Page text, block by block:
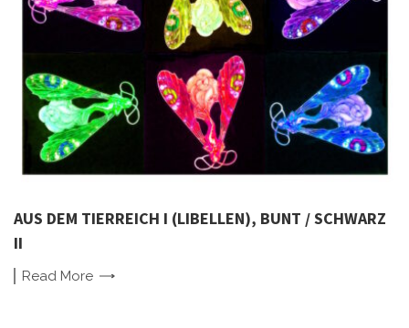
AUS DEM TIERREICH I (LIBELLEN), BUNT / SCHWARZ
II
Read More